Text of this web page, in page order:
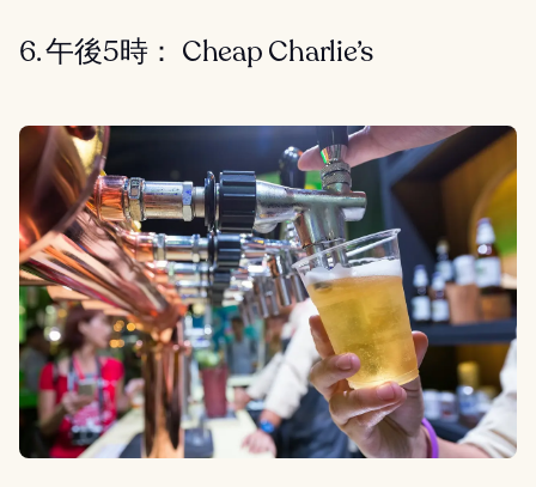
6. 午後5時： Cheap Charlie’s